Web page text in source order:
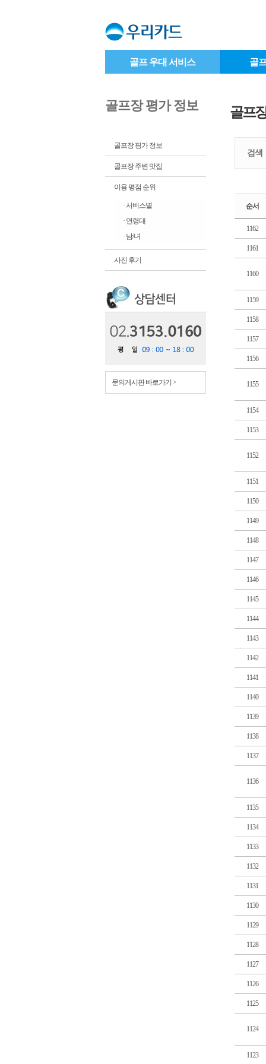
골프 우대 서비스 골
골프장 평가 정보
골프장 평가 정보
골프장 주변 맛집
이용 평점 순위
· 서비스별
· 연령대
· 남/녀
사진 후기
문의게시판 바로가기 >
골프
검색
순서
1162
1161
1160
1159
1158
1157
1156
1155
1154
1153
1152
1151
1150
1149
1148
1147
1146
1145
1144
1143
1142
1141
1140
1139
1138
1137
1136
1135
1134
1133
1132
1131
1130
1129
1128
1127
1126
1125
1124
1123